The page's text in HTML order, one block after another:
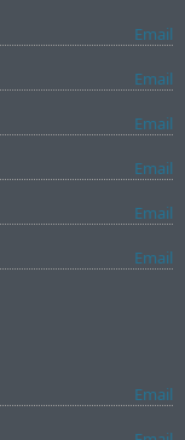
Email
Email
Email
Email
Email
Email
Email